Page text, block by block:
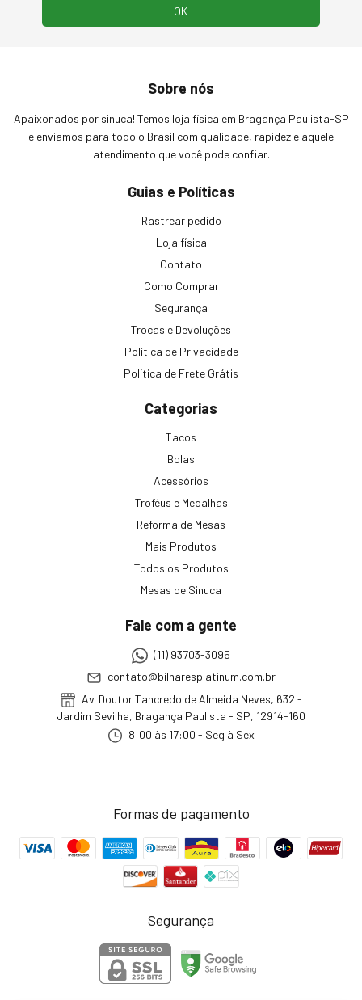
Sobre nós
Apaixonados por sinuca! Temos loja física em Bragança Paulista-SP
e enviamos para todo o Brasil com qualidade, rapidez e aquele
atendimento que você pode confiar.
Guias e Políticas
Rastrear pedido
Loja física
Contato
Como Comprar
Segurança
Trocas e Devoluções
Política de Privacidade
Política de Frete Grátis
Categorias
Tacos
Bolas
Acessórios
Troféus e Medalhas
Reforma de Mesas
Mais Produtos
Todos os Produtos
Mesas de Sinuca
Fale com a gente
(11) 93703-3095
contato@bilharesplatinum.com.br
Av. Doutor Tancredo de Almeida Neves, 632 -
Jardim Sevilha, Bragança Paulista - SP, 12914-160
8:00 às 17:00 - Seg à Sex
Formas de pagamento
Segurança